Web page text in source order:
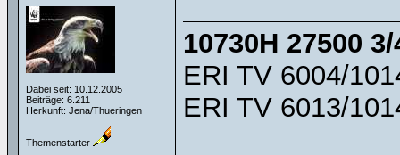
Dabei seit: 10.12.2005
Beiträge: 6.211
Herkunft: Jena/Thueringen
Themenstarter
10730H 27500 3/
ERI TV 6004/
ERI TV 6013/